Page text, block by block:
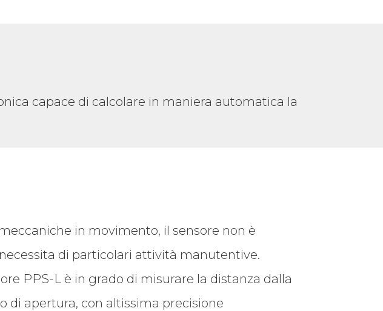
capace di calcolare in maniera automatica la
in movimento, il sensore non è
di particolari attività manutentive.
PPS-L è in grado di misurare la distanza dalla
di apertura, con altissima precisione